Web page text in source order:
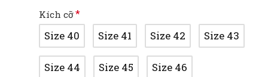
Kích cỡ
Size 40 Size 41 Size 42 Size 43
Size 44 Size 45 Size 46